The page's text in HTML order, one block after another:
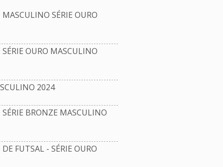
SÉRIE OURO
OURO MASCULINO
2024
BRONZE MASCULINO
FUTSAL - SÉRIE OURO